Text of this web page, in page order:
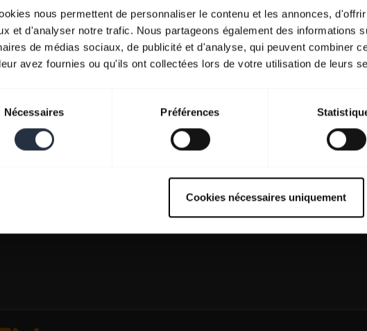
nous permettent de personnaliser le contenu et les annonces,
et d'analyser notre trafic. Nous partageons également des informations
de médias sociaux, de publicité et d'analyse, qui peuvent combiner
avez fournies ou qu'ils ont collectées lors de votre utilisation de leurs
Nécessaires Préférences
Cookies nécessaires uniquement
de presse
Caméras personnelles
Localisateur de